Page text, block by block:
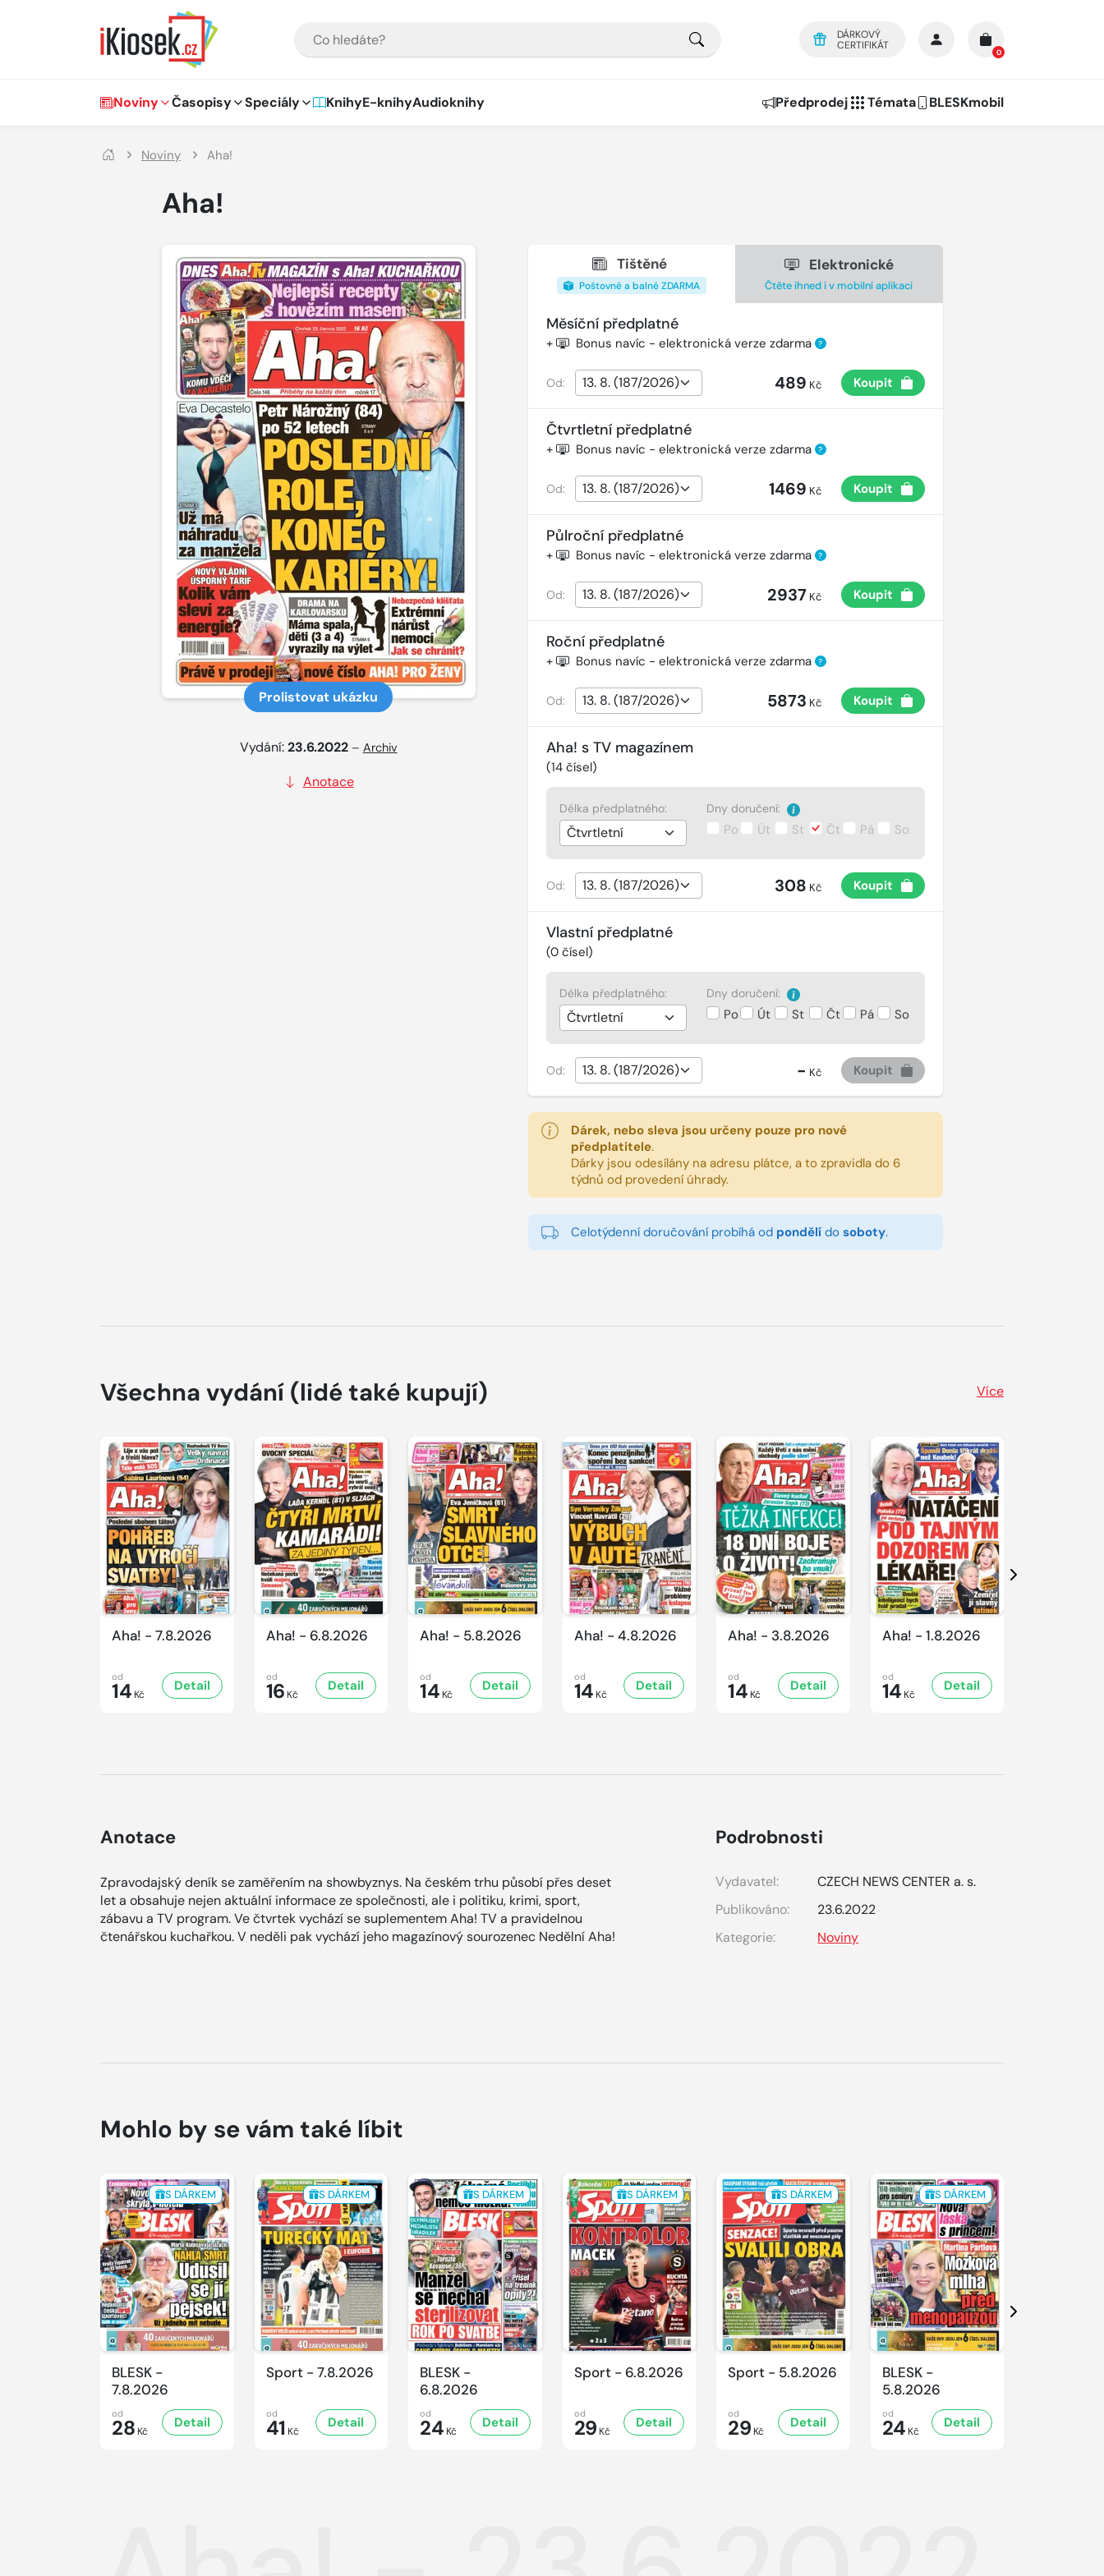
DÁRKOVÝ
CERTIFIKÁT
0
Hlavní navigace
Noviny Časopisy Speciály KnihyE-knihyAudioknihy Předprodej Témata BLESKmobil
Noviny Aha!
Aha!
Prolistovat ukázku
Vydání:23.6.2022 – Archiv
Anotace
Tištěné
Poštovné a balné ZDARMA
Elektronické
Čtěte ihned i v mobilní aplikaci
Měsíční předplatné
+ Bonus navíc - elektronická verze zdarma ?
Od: 489 Kč Koupit
Čtvrtletní předplatné
+ Bonus navíc - elektronická verze zdarma ?
Od: 1469 Kč Koupit
Půlroční předplatné
+ Bonus navíc - elektronická verze zdarma ?
Od: 2937 Kč Koupit
Roční předplatné
+ Bonus navíc - elektronická verze zdarma ?
Od: 5873 Kč Koupit
Aha! s TV magazínem
(14čísel)
Délka předplatného: Dny doručení:
Po Út St Čt Pá So
Od: 308 Kč Koupit
Vlastní předplatné
(0čísel)
Délka předplatného: Dny doručení:
Po Út St Čt Pá So
Od: - Kč Koupit
Dárek, nebo sleva jsou určeny pouze pro nové
předplatitele.
Dárky jsou odesílány na adresu plátce, a to zpravidla do 6
týdnů od provedení úhrady.
Celotýdenní doručování probíhá od pondělído soboty.
Všechna vydání (lidé také kupují) Více
Aha! - 7.8.2026
od
14 Kč
Detail
Aha! - 6.8.2026
od
16 Kč
Detail
Aha! - 5.8.2026
od
14 Kč
Detail
Aha! - 4.8.2026
od
14 Kč
Detail
Aha! - 3.8.2026
od
14 Kč
Detail
Aha! - 1.8.2026
od
14 Kč
Detail
Další
Anotace
Zpravodajský deník se zaměřením na showbyznys. Na českém trhu působí přes deset
let a obsahuje nejen aktuální informace ze společnosti, ale i politiku, krimi, sport,
zábavu a TV program. Ve čtvrtek vychází se suplementem Aha! TV a pravidelnou
čtenářskou kuchařkou. V neděli pak vychází jeho magazínový sourozenec Nedělní Aha!
Podrobnosti
Vydavatel:
CZECH NEWS CENTER a. s.
Publikováno:
23.6.2022
Kategorie:
Noviny
Mohlo by se vám také líbit
S DÁRKEM
BLESK -
7.8.2026
od
28 Kč
Detail
S DÁRKEM
Sport - 7.8.2026
od
41 Kč
Detail
S DÁRKEM
BLESK -
6.8.2026
od
24 Kč
Detail
S DÁRKEM
Sport - 6.8.2026
od
29 Kč
Detail
S DÁRKEM
Sport - 5.8.2026
od
29 Kč
Detail
S DÁRKEM
BLESK -
5.8.2026
od
24 Kč
Detail
Další